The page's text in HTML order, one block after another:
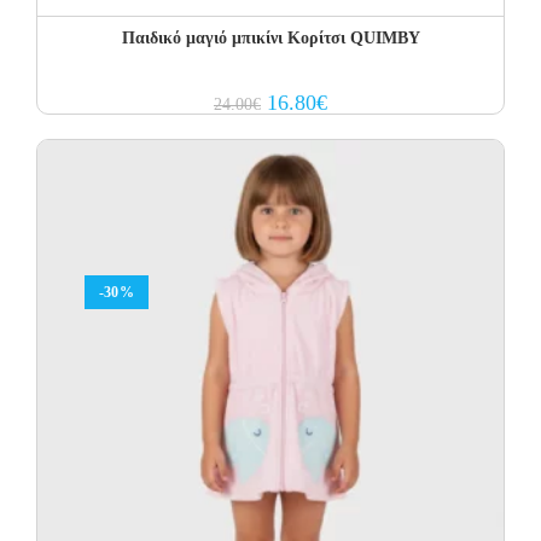
Παιδικό μαγιό μπικίνι Κορίτσι QUIMBY
24.00€ Original
price
16.80€Current
price
-30%